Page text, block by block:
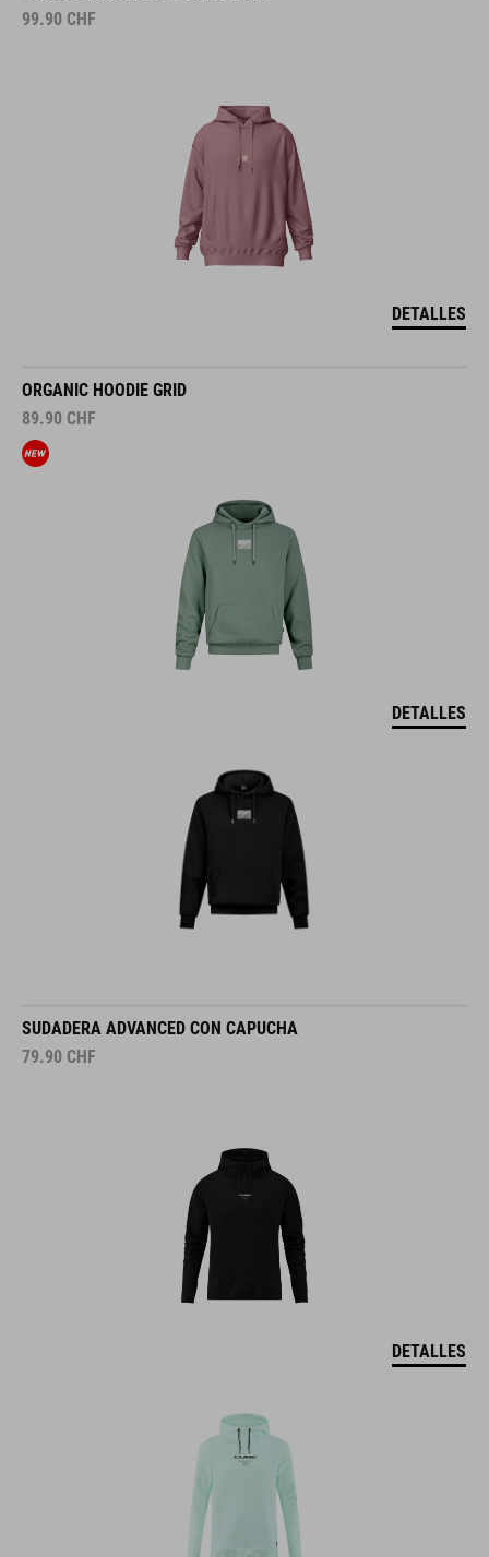
99.90 CHF
DETALLES
ORGANIC HOODIE GRID
89.90 CHF
DETALLES
SUDADERA ADVANCED CON CAPUCHA
79.90 CHF
DETALLES